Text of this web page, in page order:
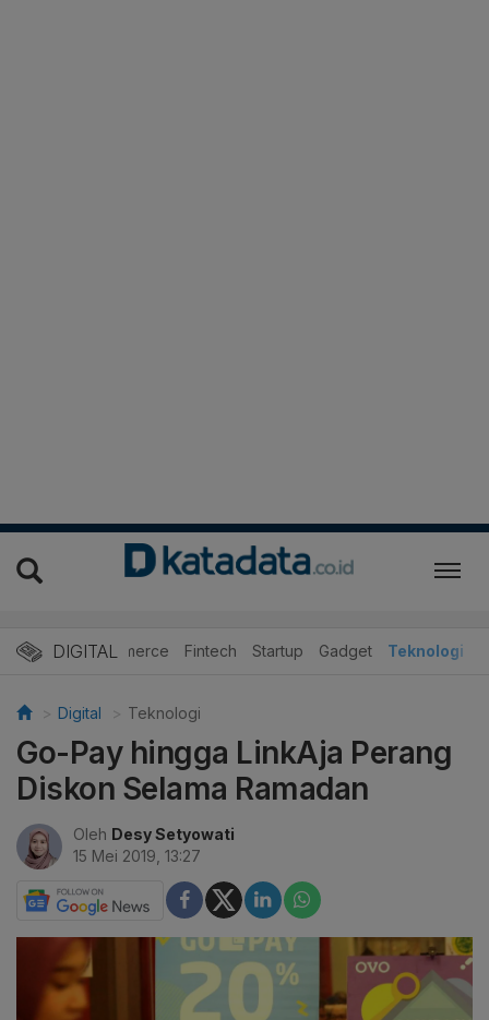
DIGITAL
E-Commerce Fintech Startup Gadget Teknologi
Digital Teknologi
Go-Pay hingga LinkAja Perang
Diskon Selama Ramadan
Oleh Desy Setyowati
15 Mei 2019, 13:27